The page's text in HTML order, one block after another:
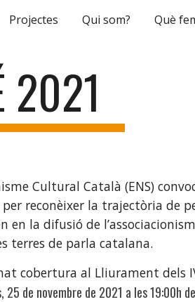
Projectes Qui som? Què
2021
Cultural Català (ENS)
reconèixer la trajectòria de
la difusió de
terres de parla catalana.
cobertura al Lliurament dels
25 de novembre de 2021 a les 19:00h